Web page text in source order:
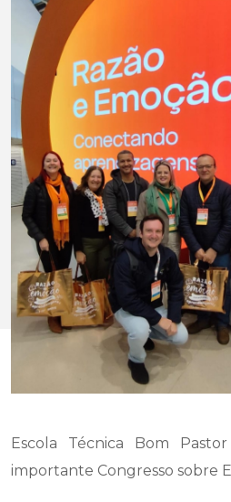
Escola Técnica Bom
importante Congresso sobre